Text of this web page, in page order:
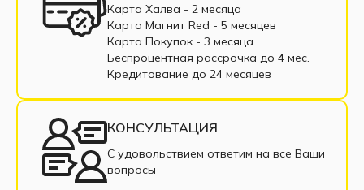
Карта Халва - 2 месяца
Карта Магнит Red - 5 месяцев
Карта Покупок - 3 месяца
Беспроцентная рассрочка до 4 мес.
Кредитование до 24 месяцев
КОНСУЛЬТАЦИЯ
С удовольствием ответим на все Ваши
вопросы